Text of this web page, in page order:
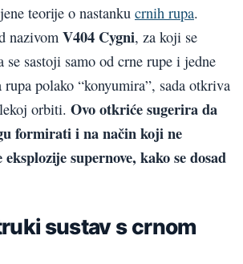
teorije o nastanku crnih rupa.
nazivom V404 Cygni, za koji se
se sastoji samo od crne rupe i jedne
polako “konyumira”, sada otkriva
orbiti. Ovo otkriće sugerira da
formirati i na način koji ne
supernove, kako se dosad
sustav s crnom